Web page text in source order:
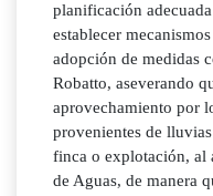
planificación
establecer
adopción de medidas
Robatto, aseverando
aprovechamiento por
provenientes de
finca o explotación, al
de Aguas, de manera